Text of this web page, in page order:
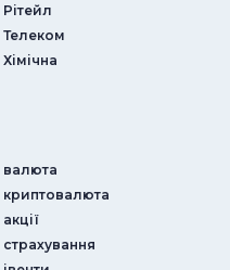
Рітейл
Телеком
Хімічна
валюта
криптовалюта
акції
страхування